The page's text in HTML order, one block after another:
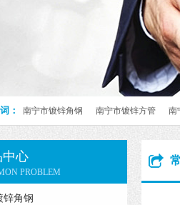
： 南宁市镀锌角钢 南宁市镀锌方管 南
中心
PROBLEM
锌角钢